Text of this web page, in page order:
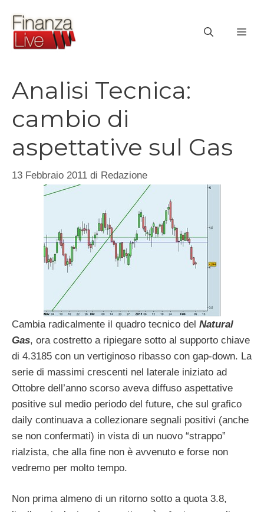
contenuto
Analisi Tecnica:
cambio di
aspettative sul Gas
13 Febbraio 2011 di Redazione
Cambia radicalmente il quadro tecnico del Natural
Gas, ora costretto a ripiegare sotto al supporto chiave
di 4.3185 con un vertiginoso ribasso con gap-down. La
serie di massimi crescenti nel laterale iniziato ad
Ottobre dell’anno scorso aveva diffuso aspettative
positive sul medio periodo del future, che sul grafico
daily continuava a collezionare segnali positivi (anche
se non confermati) in vista di un nuovo “strappo”
rialzista, che alla fine non è avvenuto e forse non
vedremo per molto tempo.
Non prima almeno di un ritorno sotto a quota 3.8,